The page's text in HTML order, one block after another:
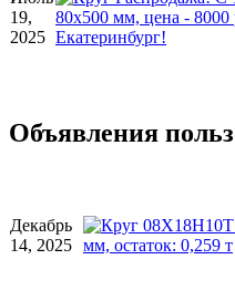
19,
2025
Объявления
Декабрь
14, 2025